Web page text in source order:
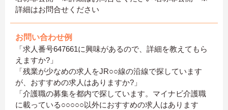
詳細はお問合せください
お問い合わせ例
「求人番号647661に興味があるので、詳細を教えてもら
えますか?」
「残業が少なめの求人をJR○○線の沿線で探しています
が、おすすめの求人はありますか?」
「介護職の募集を都内で探しています。マイナビ介護職
に載っている○○○○○以外におすすめの求人はあります